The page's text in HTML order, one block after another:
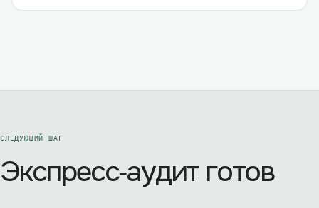
СЛЕДУЮЩИЙ ШАГ
Экспресс‑аудит готов